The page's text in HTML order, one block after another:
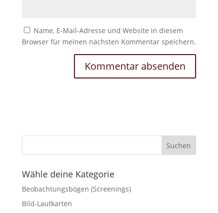
Name, E-Mail-Adresse und Website in diesem
Browser für meinen nächsten Kommentar speichern.
Wähle deine Kategorie
Beobachtungsbögen (Screenings)
Bild-Lautkarten